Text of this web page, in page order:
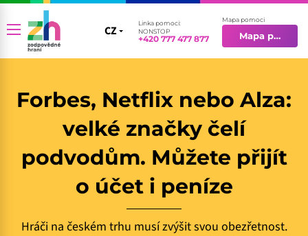
CZ
CZ
Linka pomoci:
NONSTOP
+420 777 477 877
Mapa pomoci
Mapa pomoci
Forbes, Netflix nebo Alza:
velké značky čelí
podvodům. Můžete přijít
o účet i peníze
Hráči na českém trhu musí zvýšit svou obezřetnost.